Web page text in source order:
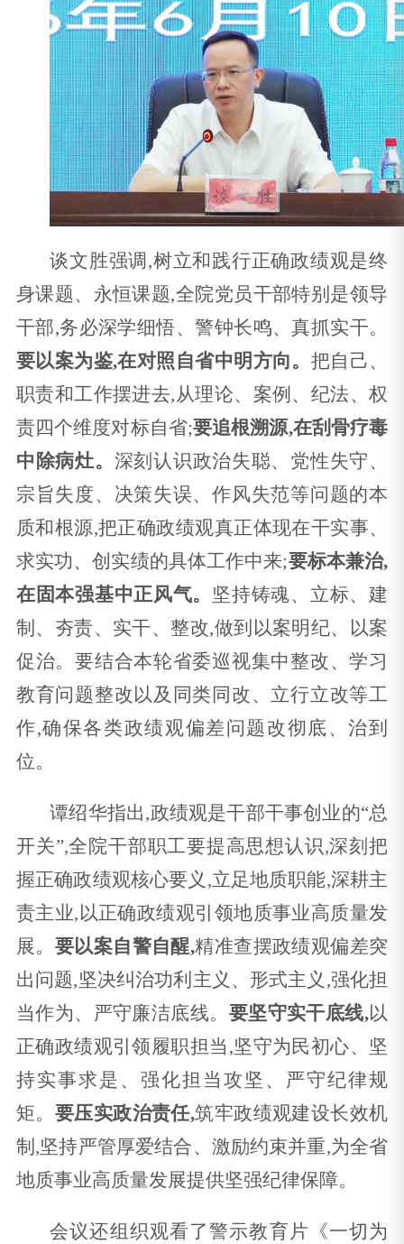
谈文胜强调,树立和践行正确政绩观是终
身课题、永恒课题,全院党员干部特别是领导
干部,务必深学细悟、警钟长鸣、真抓实干。
要以案为鉴,在对照自省中明方向。 把自己、
职责和工作摆进去,从理论、案例、纪法、权
责四个维度对标自省;要追根溯源,在刮骨疗毒
中除病灶。 深刻认识政治失聪、党性失守、
宗旨失度、决策失误、作风失范等问题的本
质和根源,把正确政绩观真正体现在干实事、
求实功、创实绩的具体工作中来;要标本兼治,
在固本强基中正风气。 坚持铸魂、立标、建
制、夯责、实干、整改,做到以案明纪、以案
促治。要结合本轮省委巡视集中整改、学习
教育问题整改以及同类同改、立行立改等工
作,确保各类政绩观偏差问题改彻底、治到
位。
谭绍华指出,政绩观是干部干事创业的“总
开关”,全院干部职工要提高思想认识,深刻把
握正确政绩观核心要义,立足地质职能,深耕主
责主业,以正确政绩观引领地质事业高质量发
展。 要以案自警自醒,精准查摆政绩观偏差突
出问题,坚决纠治功利主义、形式主义,强化担
当作为、严守廉洁底线。 要坚守实干底线,以
正确政绩观引领履职担当,坚守为民初心、坚
持实事求是、强化担当攻坚、严守纪律规
矩。 要压实政治责任,筑牢政绩观建设长效机
制,坚持严管厚爱结合、激励约束并重,为全省
地质事业高质量发展提供坚强纪律保障。
会议还组织观看了警示教育片《一切为